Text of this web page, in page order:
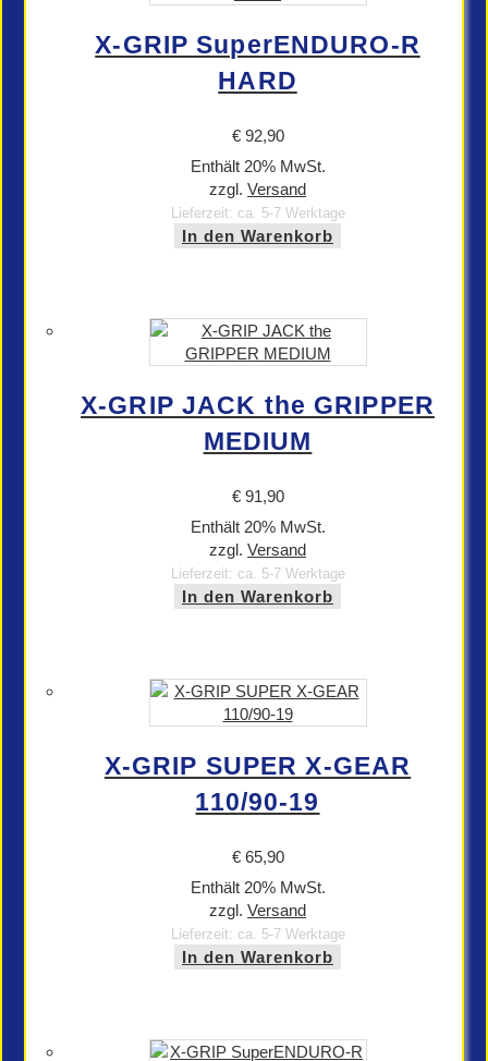
X-GRIP SuperENDURO-R
HARD
€92,90
Enthält 20% MwSt.
zzgl. Versand
Lieferzeit: ca. 5-7 Werktage
In den Warenkorb
X-GRIP JACK the GRIPPER
MEDIUM
€91,90
Enthält 20% MwSt.
zzgl. Versand
Lieferzeit: ca. 5-7 Werktage
In den Warenkorb
X-GRIP SUPER X-GEAR
110/90-19
€65,90
Enthält 20% MwSt.
zzgl. Versand
Lieferzeit: ca. 5-7 Werktage
In den Warenkorb